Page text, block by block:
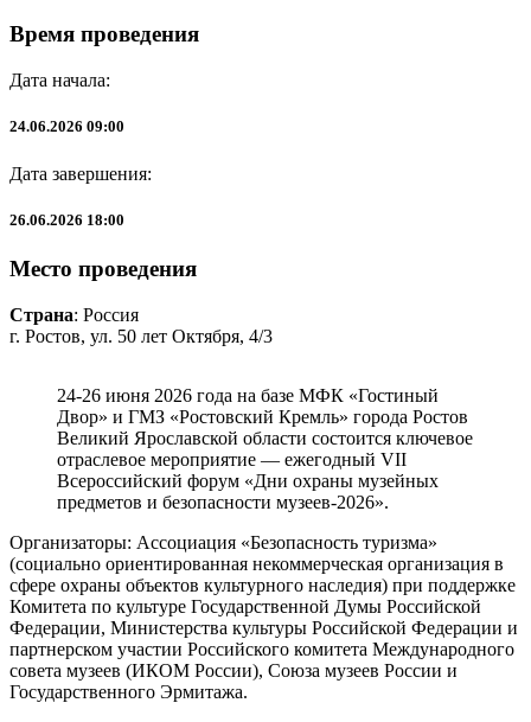
Время проведения
Дата начала:
24.06.2026 09:00
Дата завершения:
26.06.2026 18:00
Место проведения
Страна: Россия
г. Ростов, ул. 50 лет Октября, 4/3
24-26 июня 2026 года на базе МФК «Гостиный
Двор» и ГМЗ «Ростовский Кремль» города Ростов
Великий Ярославской области состоится ключевое
отраслевое мероприятие — ежегодный VII
Всероссийский форум «Дни охраны музейных
предметов и безопасности музеев-2026».
Организаторы: Ассоциация «Безопасность туризма»
(социально ориентированная некоммерческая организация в
сфере охраны объектов культурного наследия) при поддержке
Комитета по культуре Государственной Думы Российской
Федерации, Министерства культуры Российской Федерации и
партнерском участии Российского комитета Международного
совета музеев (ИКОМ России), Союза музеев России и
Государственного Эрмитажа.